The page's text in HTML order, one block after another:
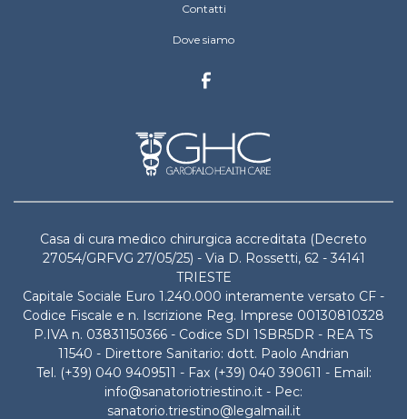
Contatti
Dove siamo
Casa di cura medico chirurgica accreditata (Decreto
27054/GRFVG 27/05/25) - Via D. Rossetti, 62 - 34141
TRIESTE
Capitale Sociale Euro 1.240.000 interamente versato CF -
Codice Fiscale e n. Iscrizione Reg. Imprese 00130810328
P.IVA n. 03831150366 - Codice SDI 1SBR5DR - REA TS
11540 - Direttore Sanitario: dott. Paolo Andrian
Tel. (+39) 040 9409511 - Fax (+39) 040 390611 - Email:
info@sanatoriotriestino.it - Pec:
sanatorio.triestino@legalmail.it